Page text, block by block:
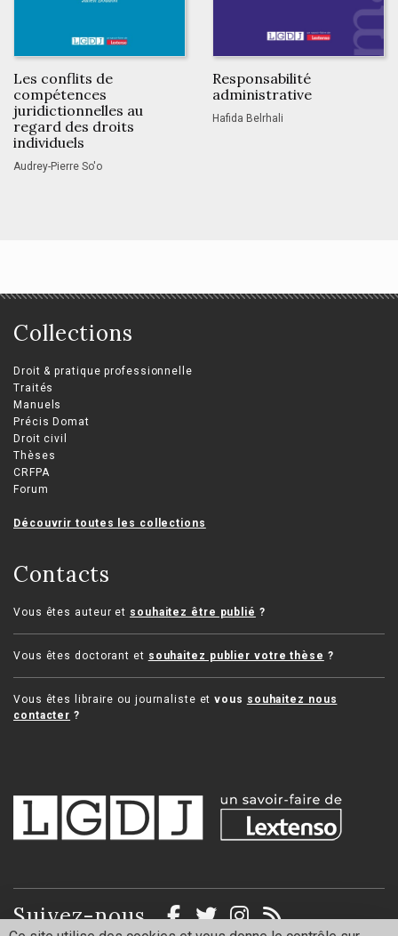
Les conflits de
compétences
juridictionnelles au
regard des droits
individuels
Audrey-Pierre So'o
Responsabilité
administrative
Hafida Belrhali
Collections
Droit & pratique professionnelle
Traités
Manuels
Précis Domat
Droit civil
Thèses
CRFPA
Forum
Découvrir toutes les collections
Contacts
Vous êtes auteur et souhaitez être publié ?
Vous êtes doctorant et souhaitez publier votre thèse ?
Vous êtes libraire ou journaliste etvous souhaitez nous
contacter ?
Suivez-nous